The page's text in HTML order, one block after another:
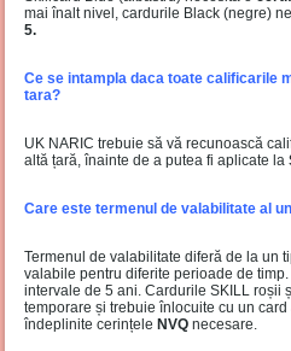
mai înalt nivel, cardurile Black (negre)
5.
Ce se intampla daca toate calificarile
tara?
UK NARIC trebuie să vă recunoască
altă țară, înainte de a putea fi aplicate la
Care este termenul de valabilitate al
Termenul de valabilitate diferă de la un
valabile pentru diferite perioade de
intervale de 5 ani. Cardurile SKILL roșii
temporare și trebuie înlocuite cu un
îndeplinite cerințeleNVQ necesare.